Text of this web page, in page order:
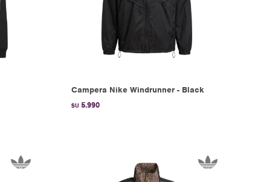
Campera Nike Windrunner - Black
$U 5.990